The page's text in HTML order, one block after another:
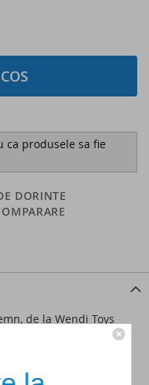
ca produsele sa fie
DORINTE
de la Wendi Toys
distractiva in gradina
si eleganta din
descoperi propria
Lodge ofera